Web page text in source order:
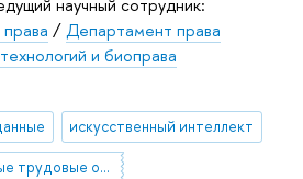
научный сотрудник:
/Департамент права
и биоправа
искусственный интеллект
нетипичные трудовые отношения